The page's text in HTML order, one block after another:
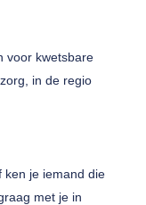
voor kwetsbare
in de regio
ken je iemand die
met je in